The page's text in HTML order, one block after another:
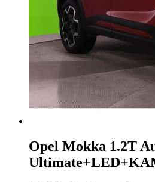
Opel Mokka 1.2T